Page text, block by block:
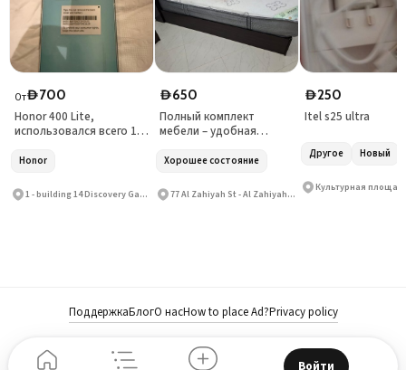
Войти
ОтD700
Honor 400 Lite,
использовался всего 10
Honor
1 - building 14 Discovery Gardens Street 8 - Jebel Ali Village - Discovery Gardens
D650
Полный комплект
мебели – удобная
матрасом
Хорошее состояние
77 Al Zahiyah St - Al Zahiyah - E14
D250
Itel s25 ultra
Другое Новый
ПоддержкаБлогО насHow to place Ad?Privacy policy